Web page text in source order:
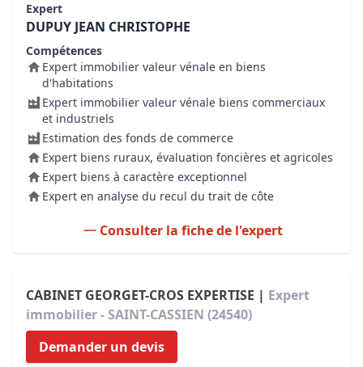
Expert
DUPUY JEAN CHRISTOPHE
Compétences
Expert immobilier valeur vénale en biens
d'habitations
Expert immobilier valeur vénale biens commerciaux
et industriels
Estimation des fonds de commerce
Expert biens ruraux, évaluation foncières et agricoles
Expert biens à caractère exceptionnel
Expert en analyse du recul du trait de côte
Consulter la fiche de l'expert
CABINET GEORGET-CROS EXPERTISE | Expert
immobilier - SAINT-CASSIEN (24540)
Demander un devis